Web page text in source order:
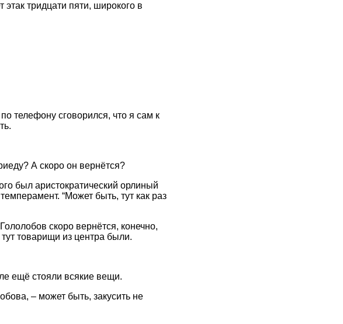
тридцати пяти, широкого в
телефону сговорился, что я сам к
А скоро он вернётся?
был аристократический орлиный
“Может быть, тут как раз
скоро вернётся, конечно,
товарищи из центра были.
ещё стояли всякие вещи.
– может быть, закусить не